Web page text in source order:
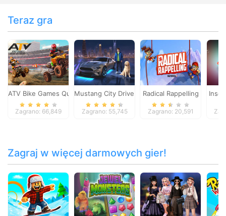
Teraz gra
ATV Bike Games Quad Offroad
Zagrano: 66,849
Mustang City Driver
Zagrano: 55,745
Radical Rappelling
Zagrano: 20,591
Zagraj w więcej darmowych gier!